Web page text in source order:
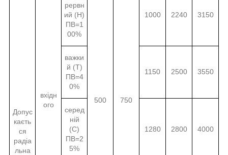
Допус
каєть
ся
радіа
льна
вхідн
ого
рервн
ий (Н)
ПВ=1
00%
500 750
1000 2240 3150
важки
й (Т)
ПВ=4
0%
1150 2500 3550
серед
ній
(С)
ПВ=2
5%
1280 2800 4000